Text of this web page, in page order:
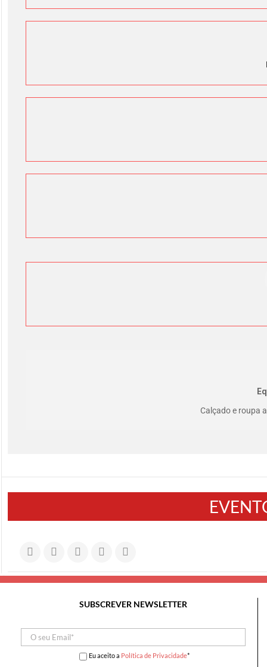
Calçado e roupa
SUBSCREVER NEWSLETTER
Eu aceito a Política de Privacidade*